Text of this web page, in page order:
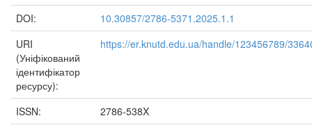
DOI:
10.30857/2786-5371.2025.1.1
URI
(Уніфікований
ідентифікатор
ресурсу):
https://er.knutd.edu.ua/handle/123456789/
ISSN:
2786-538X